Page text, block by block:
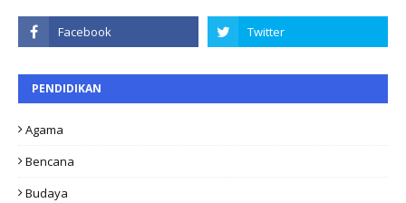
PENDIDIKAN
Agama
Bencana
Budaya